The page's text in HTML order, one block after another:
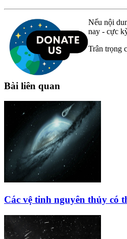
Nếu nội
nay - cực
Trân trọng
Bài liên quan
Các vệ tinh nguyên thủy có